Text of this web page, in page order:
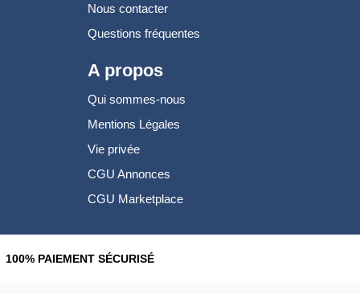
Nous contacter
Questions fréquentes
A propos
Qui sommes-nous
Mentions Légales
Vie privée
CGU Annonces
CGU Marketplace
100% PAIEMENT SÉCURISÉ